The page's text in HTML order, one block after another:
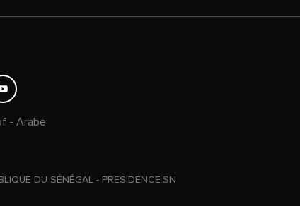
- Arabe
DU SÉNÉGAL - PRESIDENCE.SN